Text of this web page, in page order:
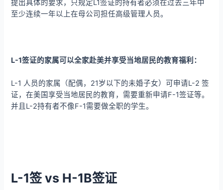
提出具体的要求，只规定L1签证的持有者必须在过去三年中
至少连续一年以上在母公司担任高级管理人员。
L-1签证的家属可以全家赴美并享受当地居民的教育福利：
L-1 人员的家属（配偶，21岁以下的未婚子女）可申请L-2 签
证，在美国享受当地居民的教育，需要重新申请F-1签证等。
并且L-2持有者不像F-1需要做全职的学生。
L-1签 vs H-1B签证